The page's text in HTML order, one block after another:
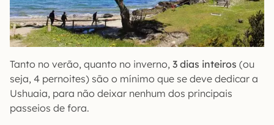
Tanto no verão, quanto no inverno, 3 dias inteiros (ou
seja, 4 pernoites) são o mínimo que se deve dedicar a
Ushuaia, para não deixar nenhum dos principais
passeios de fora.